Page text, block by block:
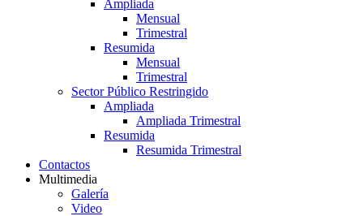
Ampliada
Mensual
Trimestral
Resumida
Mensual
Trimestral
Sector Público Restringido
Ampliada
Ampliada Trimestral
Resumida
Resumida Trimestral
Contactos
Multimedia
Galería
Video